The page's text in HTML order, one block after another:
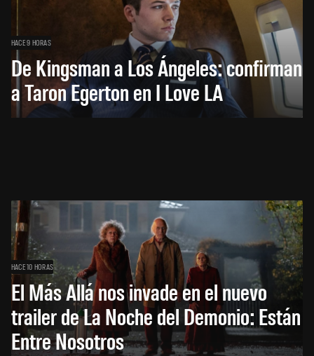
HACE 9 HORAS
De Kingsman a Los Ángeles: confirman
a Taron Egerton en I Love LA
HACE 10 HORAS
El Más Allá nos invade en el nuevo
trailer de La Noche del Demonio: Están
Entre Nosotros